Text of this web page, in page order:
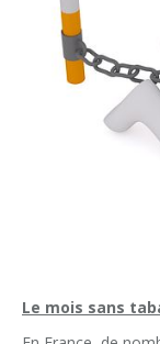
Le mois sans